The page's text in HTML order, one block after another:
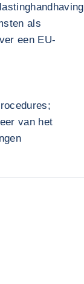
als
een EU-
van het